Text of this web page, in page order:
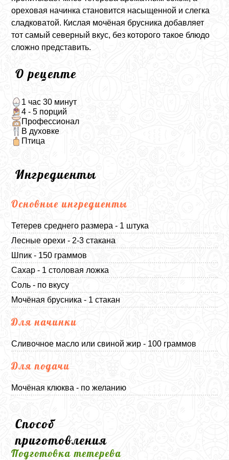
ореховая начинка становится насыщенной и слегка
сладковатой. Кислая мочёная брусника добавляет
тот самый северный вкус, без которого такое блюдо
сложно представить.
О рецепте
1 час 30 минут
4 - 5 порций
Профессионал
В духовке
Птица
Ингредиенты
Основные ингредиенты
Тетерев среднего размера - 1 штука
Лесные орехи - 2-3 стакана
Шпик - 150 граммов
Сахар - 1 столовая ложка
Соль - по вкусу
Мочёная брусника - 1 стакан
Для начинки
Сливочное масло или свиной жир - 100 граммов
Для подачи
Мочёная клюква - по желанию
Способ
приготовления
Подготовка тетерева